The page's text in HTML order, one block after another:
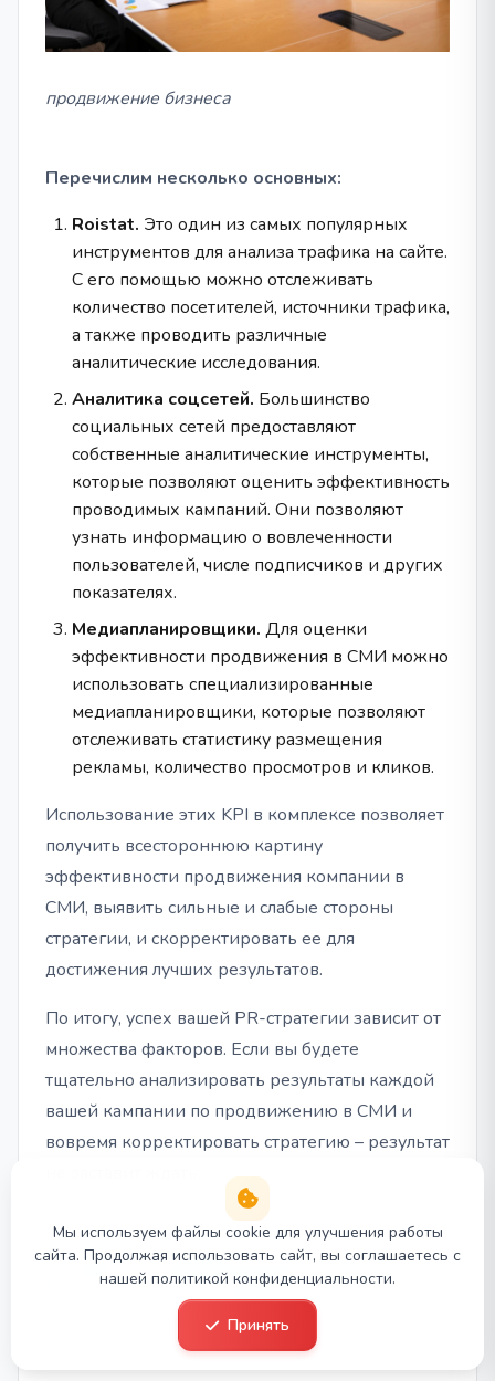
продвижение бизнеса
Перечислим несколько основных:
Roistat. Это один из самых популярных
инструментов для анализа трафика на сайте.
С его помощью можно отслеживать
количество посетителей, источники трафика,
а также проводить различные
аналитические исследования.
Аналитика соцсетей. Большинство
социальных сетей предоставляют
собственные аналитические инструменты,
которые позволяют оценить эффективность
проводимых кампаний. Они позволяют
узнать информацию о вовлеченности
пользователей, числе подписчиков и других
показателях.
Медиапланировщики. Для оценки
эффективности продвижения в СМИ можно
использовать специализированные
медиапланировщики, которые позволяют
отслеживать статистику размещения
рекламы, количество просмотров и кликов.
Использование этих KPI в комплексе позволяет
получить всестороннюю картину
эффективности продвижения компании в
СМИ, выявить сильные и слабые стороны
стратегии, и скорректировать ее для
достижения лучших результатов.
По итогу, успех вашей PR-стратегии зависит от
множества факторов. Если вы будете
тщательно анализировать результаты каждой
вашей кампании по продвижению в СМИ и
вовремя корректировать стратегию – результат
А в чем-то вы даже можете сэкономить по
сравнению с расходами на рекламу. Ведь как
мы выяснили выше, журналисты могут брать
релизы и сообщения бесплатно.
Мы используем файлы cookie для улучшения работы
сайта. Продолжая использовать сайт, вы соглашаетесь с
нашей политикой конфиденциальности.
Принять